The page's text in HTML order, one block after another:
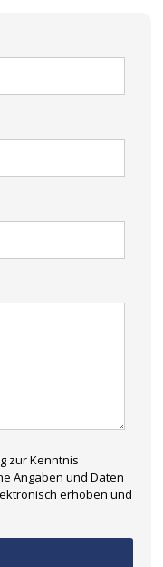
zur Kenntnis
Angaben und Daten
erhoben und